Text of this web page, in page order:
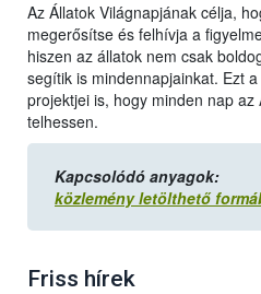
Az Állatok Világnapjának célja,
megerősítse és felhívja a
hiszen az állatok nem csak
segítik is mindennapjainkat. Ezt
projektjei is, hogy minden nap
telhessen.
Kapcsolódó anyagok:
közlemény letölthető
Friss hírek